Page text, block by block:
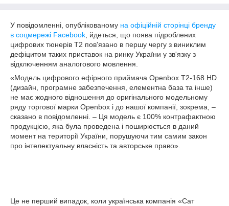
У повідомленні, опублікованому на офіційній сторінці бренду
в соцмережі Facebook , йдеться, що поява підроблених
цифрових тюнерів Т2 пов'язано в першу чергу з виниклим
дефіцитом таких приставок на ринку України у зв'язку з
відключенням аналогового мовлення.
«Модель цифрового ефірного приймача Openbox T2-168 HD
(дизайн, програмне забезпечення, елементна база та інше)
не має жодного відношення до оригінального модельному
ряду торгової марки Openbox і до нашої компанії, зокрема, –
сказано в повідомленні. – Ця модель є 100% контрафактною
продукцією, яка була проведена і поширюється в даний
момент на території України, порушуючи тим самим закон
про інтелектуальну власність та авторське право».
Це не перший випадок, коли українська компанія «Сат